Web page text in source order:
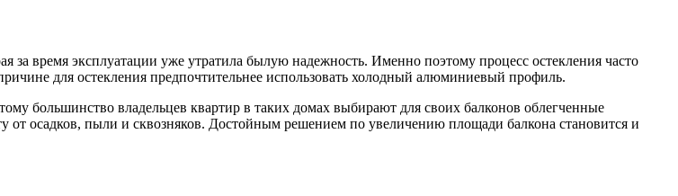
за время эксплуатации уже утратила былую надежность. Именно поэтому процесс остекления часто
для остекления предпочтительнее использовать холодный алюминиевый профиль.
большинство владельцев квартир в таких домах выбирают для своих балконов облегченные
осадков, пыли и сквозняков. Достойным решением по увеличению площади балкона становится и